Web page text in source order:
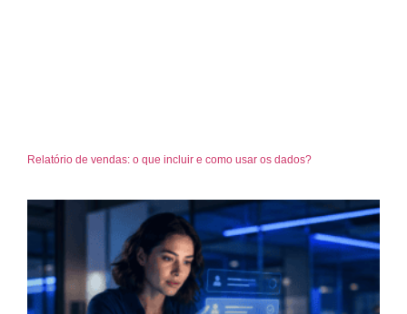
Relatório de vendas: o que incluir e como usar os dados?